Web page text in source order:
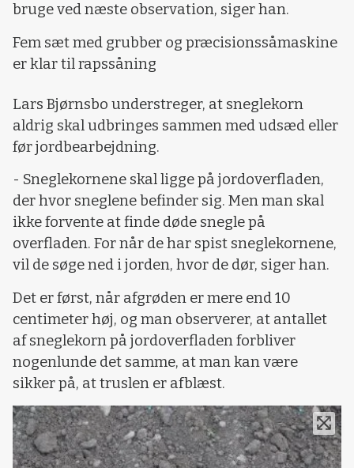
bruge ved næste observation, siger han.
Fem sæt med grubber og præcisionssåmaskine
er klar til rapssåning
Lars Bjørnsbo understreger, at sneglekorn
aldrig skal udbringes sammen med udsæd eller
før jordbearbejdning.
- Sneglekornene skal ligge på jordoverfladen,
der hvor sneglene befinder sig. Men man skal
ikke forvente at finde døde snegle på
overfladen. For når de har spist sneglekornene,
vil de søge ned i jorden, hvor de dør, siger han.
Det er først, når afgrøden er mere end 10
centimeter høj, og man observerer, at antallet
af sneglekorn på jordoverfladen forbliver
nogenlunde det samme, at man kan være
sikker på, at truslen er afblæst.